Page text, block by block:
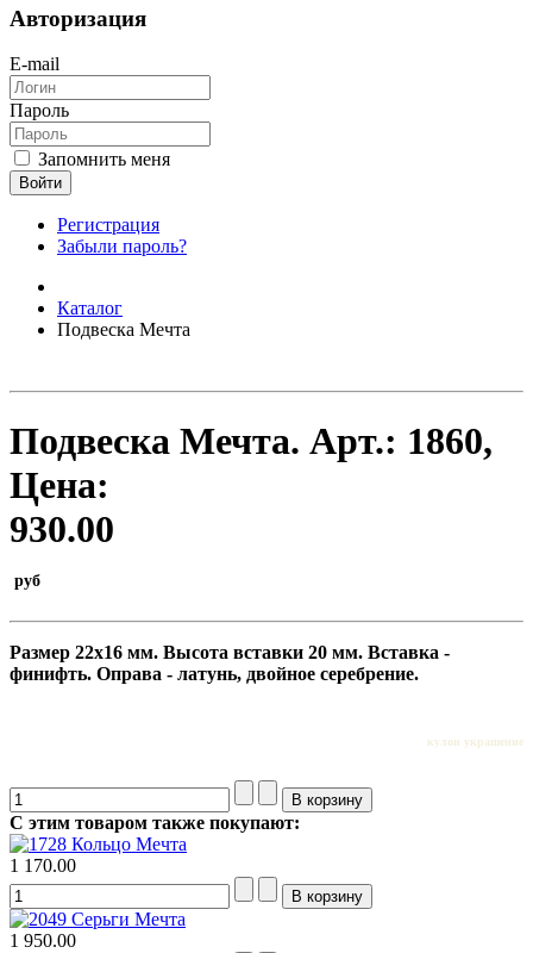
Авторизация
E-mail
Пароль
Запомнить меня
Войти
Регистрация
Забыли пароль?
Каталог
Подвеска Мечта
Подвеска Мечта. Арт.: 1860,
Цена:
930.00
руб
Размер 22х16 мм. Высота вставки 20 мм. Вставка -
финифть. Оправа - латунь, двойное серебрение.
кулон украшение
С этим товаром также покупают:
Кольцо Мечта
1 170.00
Серьги Мечта
1 950.00